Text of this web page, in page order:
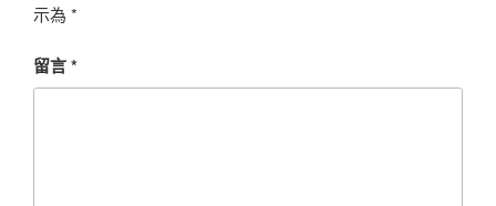
示為 *
留言*